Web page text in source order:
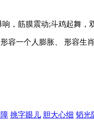
，筋膜震动;斗鸡起舞，
容一个人膨胀、 形容生
挑字眼儿 胆大心细 韬光